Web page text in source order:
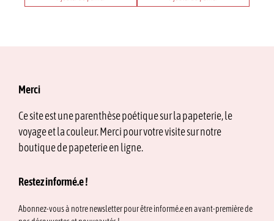
Merci
Ce site est une parenthèse poétique sur la papeterie, le
voyage et la couleur. Merci pour votre visite sur notre
boutique de papeterie en ligne.
Restez informé.e !
Abonnez-vous à notre newsletter pour être informé.e en avant-première de